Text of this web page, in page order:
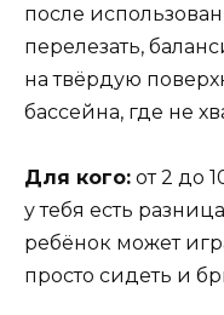
после
перелезать,
на твёрдую
бассейна, где не
Для кого: от 2 до
у тебя есть
ребёнок может
просто сидеть и